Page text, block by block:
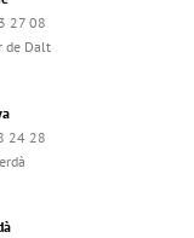
27 08
de Dalt
24 28